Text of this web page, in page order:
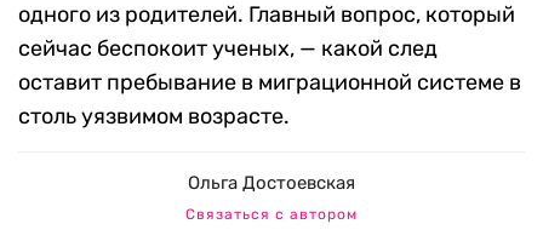
одного из родителей. Главный вопрос, который
сейчас беспокоит ученых, — какой след
оставит пребывание в миграционной системе в
столь уязвимом возрасте.
Ольга Достоевская
Связаться с автором